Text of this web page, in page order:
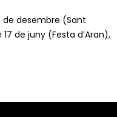
de desembre (Sant
de juny (Festa d’Aran),